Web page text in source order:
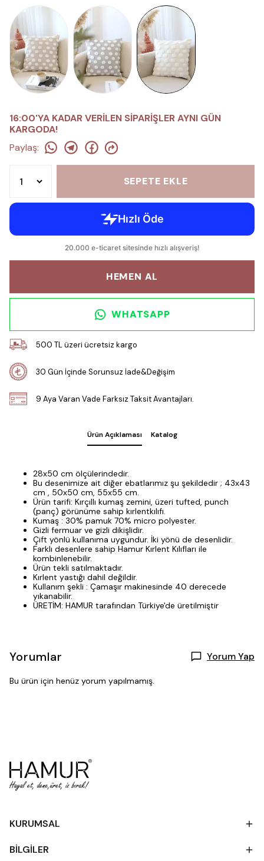
16:00'YA KADAR VERİLEN SİPARİŞLER AYNI GÜN
KARGODA!
Paylaş:
SEPETE EKLE
HEMEN AL
WHATSAPP
500 TL üzeri ücretsiz kargo
30 Gün İçinde Sorunsuz İade&Değişim
9 Aya Varan Vade Farksız Taksit Avantajları.
Ürün Açıklaması Katalog
28x50 cm ölçülerindedir.
Bu desenimize ait diğer ebatlarımız şu şekildedir ; 43x43
cm , 50x50 cm, 55x55 cm.
Ürün tarifi: Kırçıllı kumaş zemini, üzeri tufted, punch
(panç) görünüme sahip kırlentkılıfı.
Kumaş : 30% pamuk 70% micro polyester.
Gizli fermuar ve gizli dikişlidir.
Çift yönlü kullanıma uygundur. İki yönü de desenlidir.
Farklı desenlere sahip Hamur Kırlent Kılıfları ile
kombinlenebilir.
Ürün tekli satılmaktadır.
Kırlent yastığı dahil değildir.
Kullanım şekli : Çamaşır makinesinde 40 derecede
yıkanabilir.
ÜRETİM: HAMUR tarafından Türkiye'de üretilmiştir
Yorumlar Yorum Yap
Bu ürün için henüz yorum yapılmamış.
KURUMSAL
BİLGİLER